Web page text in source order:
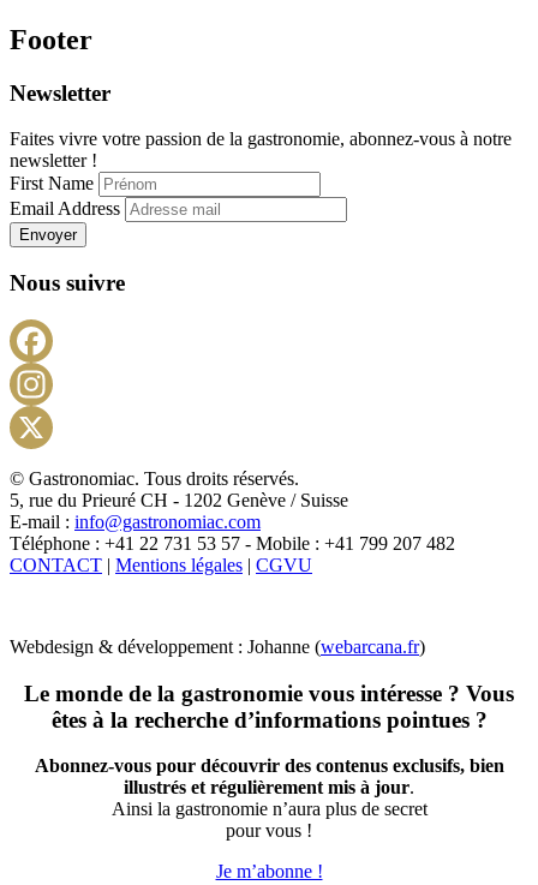
Footer
Newsletter
Faites vivre votre passion de la gastronomie, abonnez-vous à notre
newsletter !
First Name
Email Address
Envoyer
Nous suivre
X
© Gastronomiac. Tous droits réservés.
5, rue du Prieuré CH - 1202 Genève / Suisse
E-mail : info@gastronomiac.com
Téléphone : +41 22 731 53 57 - Mobile : +41 799 207 482
CONTACT | Mentions légales | CGVU
Webdesign & développement : Johanne (webarcana.fr)
Le monde de la gastronomie vous intéresse ? Vous
êtes à la recherche d’informations pointues ?
Abonnez-vous pour découvrir des contenus exclusifs, bien
illustrés et régulièrement mis à jour.
Ainsi la gastronomie n’aura plus de secret
pour vous !
Je m’abonne !